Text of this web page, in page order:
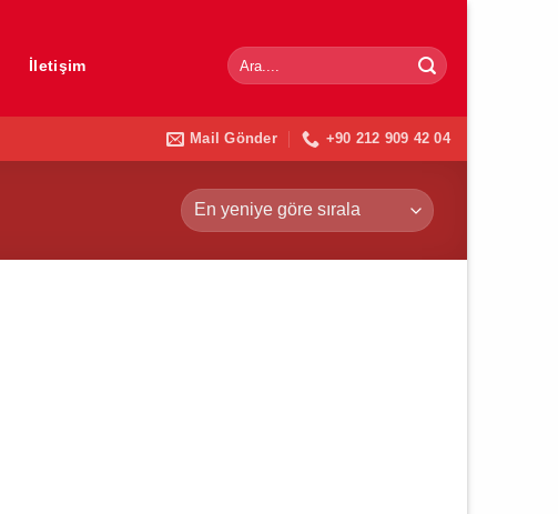
İletişim
Ara:
Mail Gönder +90 212 909 42 04